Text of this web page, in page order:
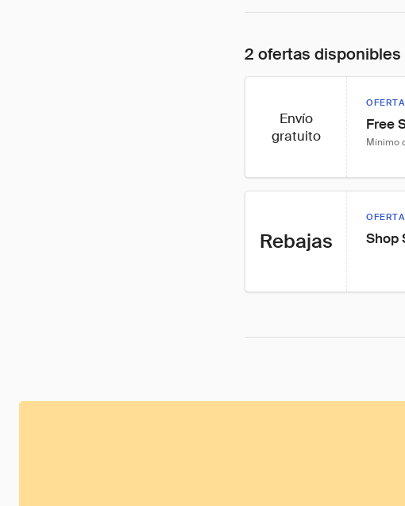
2 ofertas disponibles
Envío
gratuito
OFERTA
Free
Mínimo
Rebajas
OFERTA
Shop